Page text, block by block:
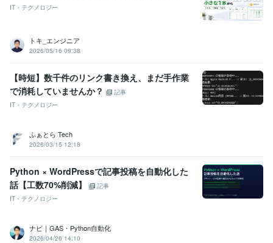
IT・テクノロジー
トキ_エンジニア
2026/05/16 09:38
【時短】数千件のリンク書き換え、まだ手作業
で消耗していませんか？
記事
IT・テクノロジー
ふぁとら Tech
2026/03/15 12:18
Python × WordPressで記事投稿を自動化した
話【工数70%削減】
記事
IT・テクノロジー
ナビ｜GAS・Python自動化
2026/04/26 14:10